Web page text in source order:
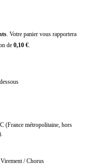
. Votre panier vous rapportera
de 0,10 €
(France métropolitaine, hors
/ Chorus